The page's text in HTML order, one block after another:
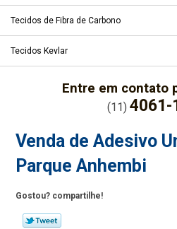
Tecidos de Fibra de Carbono
Tecidos Kevlar
Entre em contato
(11) 4061-
Venda de Adesivo
Parque Anhembi
Gostou? compartilhe!